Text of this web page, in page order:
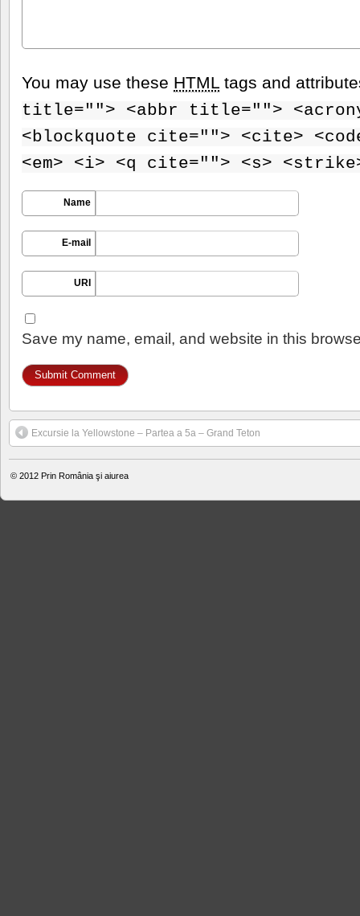
You may use these HTML tags and
title=""> <abbr title="">
<blockquote cite=""> <cite>
<em> <i> <q cite=""> <s>
Name
E-mail
URI
Save my name, email, and website in this
Excursie la Yellowstone – Partea a 5a – Grand Teton
© 2012 Prin România şi aiurea